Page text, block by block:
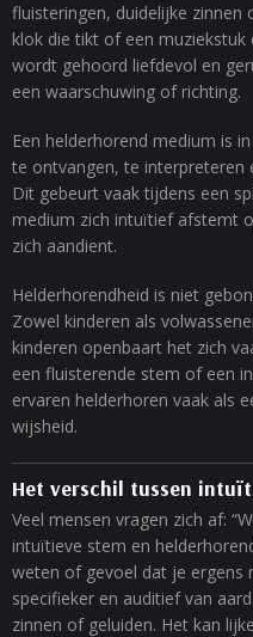
fluisteringen, duidelijke zinnen
klok die tikt of een
wordt gehoord liefdevol en
een waarschuwing of richting.
Een helderhorend medium is
te ontvangen, te interpreteren
Dit gebeurt vaak tijdens een
medium zich intuïtief afstemt
zich aandient.
Helderhorendheid is niet
Zowel kinderen als
kinderen openbaart het zich
een fluisterende stem of een
ervaren helderhoren vaak als
wijsheid.
Het verschil tussen
Veel mensen vragen zich af:
intuïtieve stem en
weten of gevoel dat je ergens
specifieker en auditief van
zinnen of geluiden. Het kan